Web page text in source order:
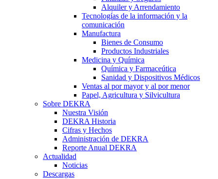
Alquiler y Arrendamiento
Tecnologías de la información y la
comunicación
Manufactura
Bienes de Consumo
Productos Industriales
Medicina y Química
Química y Farmaceútica
Sanidad y Dispositivos Médicos
Ventas al por mayor y al por menor
Papel, Agricultura y Silvicultura
Sobre DEKRA
Nuestra Visión
DEKRA Historia
Cifras y Hechos
Administración de DEKRA
Reporte Anual DEKRA
Actualidad
Noticias
Descargas